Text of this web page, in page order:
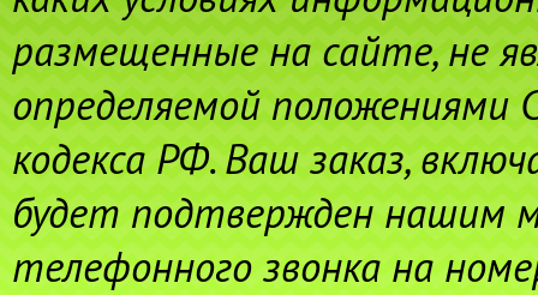
размещенные на сайте, не
определяемой положениями
кодекса РФ. Ваш заказ,
будет подтвержден нашим
телефонного звонка на